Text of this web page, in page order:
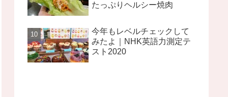
たっぷりヘルシー焼肉
今年もレベルチェックして
みたよ｜NHK英語力測定テ
スト2020